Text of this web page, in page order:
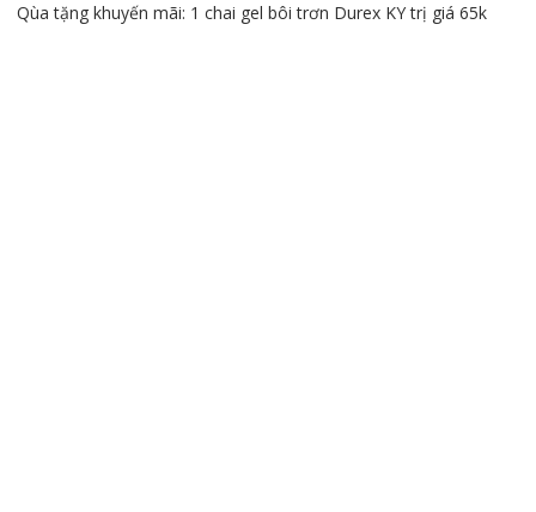
Qùa tặng khuyến mãi: 1 chai gel bôi trơn Durex KY trị giá 65k